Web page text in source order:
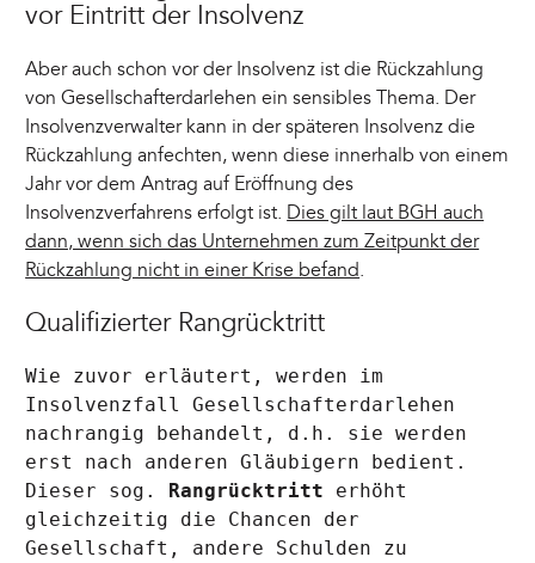
vor Eintritt der Insolvenz
Aber auch schon vor der Insolvenz ist die Rückzahlung
von Gesellschafterdarlehen ein sensibles Thema. Der
Insolvenzverwalter kann in der späteren Insolvenz die
Rückzahlung anfechten, wenn diese innerhalb von einem
Jahr vor dem Antrag auf Eröffnung des
Insolvenzverfahrens erfolgt ist. Dies gilt laut BGH auch
dann, wenn sich das Unternehmen zum Zeitpunkt der
Rückzahlung nicht in einer Krise befand.
Qualifizierter Rangrücktritt
Wie zuvor erläutert, werden im
Insolvenzfall Gesellschafterdarlehen
nachrangig behandelt, d.h. sie werden
erst nach anderen Gläubigern bedient.
Dieser sog. Rangrücktritt erhöht
gleichzeitig die Chancen der
Gesellschaft, andere Schulden zu